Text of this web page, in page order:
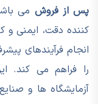
پس از فروش می
کننده دقت، ایمنی و
انجام فرآیندهای
را فراهم می کند.
آزمایشگاه ها و